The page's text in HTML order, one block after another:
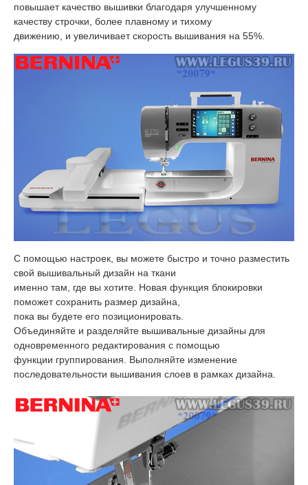
повышает качество вышивки благодаря улучшенному
качеству строчки, более плавному и тихому
движению, и увеличивает скорость вышивания на 55%.
С помощью настроек, вы можете быстро и точно разместить
свой вышивальный дизайн на ткани
именно там, где вы хотите. Новая функция блокировки
поможет сохранить размер дизайна,
пока вы будете его позиционировать.
Объединяйте и разделяйте вышивальные дизайны для
одновременного редактирования с помощью
функции группирования. Выполняйте изменение
последовательности вышивания слоев в рамках дизайна.